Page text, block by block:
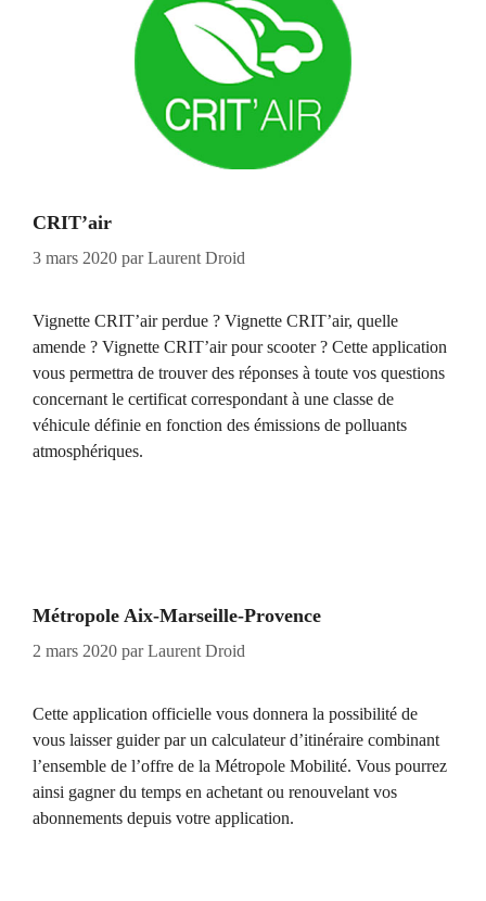
CRIT’air
3 mars 2020 parLaurent Droid
Vignette CRIT’air perdue ? Vignette CRIT’air, quelle
amende ? Vignette CRIT’air pour scooter ? Cette application
vous permettra de trouver des réponses à toute vos questions
concernant le certificat correspondant à une classe de
véhicule définie en fonction des émissions de polluants
atmosphériques.
Métropole Aix-Marseille-Provence
2 mars 2020 parLaurent Droid
Cette application officielle vous donnera la possibilité de
vous laisser guider par un calculateur d’itinéraire combinant
l’ensemble de l’offre de la Métropole Mobilité. Vous pourrez
ainsi gagner du temps en achetant ou renouvelant vos
abonnements depuis votre application.